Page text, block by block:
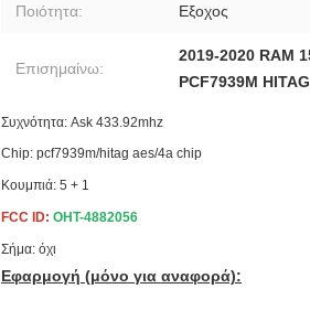
Ποιότητα: Εξοχος
Επισημαίνω:
2019-2020 RAM
PCF7939M
Συχνότητα: Ask 433.92mhz
Chip: pcf7939m/hitag aes/4a chip
Κουμπιά: 5 + 1
FCC ID: OHT-4882056
Σήμα: όχι
Εφαρμογή (μόνο για αναφορά):